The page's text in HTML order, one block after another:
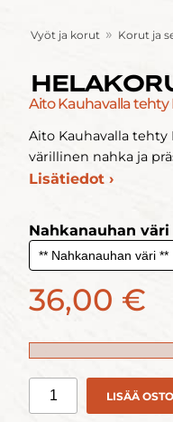
Vyöt ja korut » Korut ja
Aito Kauhavalla tehty
Aito Kauhavalla tehty
värillinen nahka ja
Lisätiedot ›
Nahkanauhan väri
36,00 €
LISÄÄ